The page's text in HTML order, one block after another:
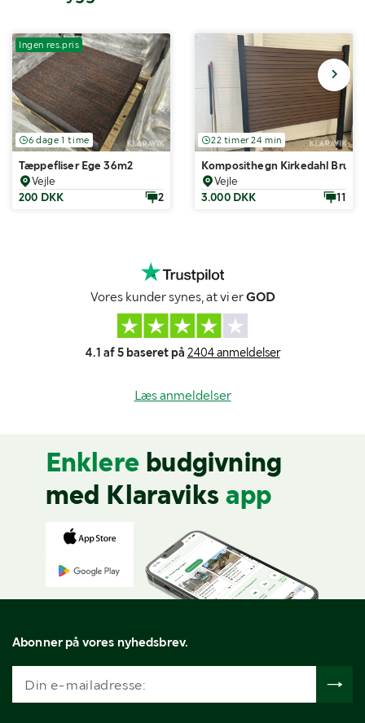
Ingen res.pris
6 dage 1 time
Tæppefliser Ege 36m2
Vejle
200 DKK
2
22 timer 24 min
Komposithegn Kirkedahl Brun
Vejle
3.000 DKK
11
Vores kunder synes, at vi erGOD
4.1 af 5 baseret på 2404 anmeldelser
Læs anmeldelser
Enklere budgivning
med Klaraviks app
Abonner på vores nyhedsbrev.